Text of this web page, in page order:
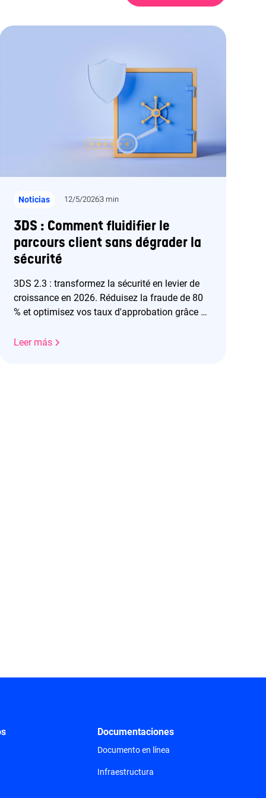
Noticias 12/5/20263 min
3DS : Comment fluidifier le
parcours client sans dégrader la
sécurité
3DS 2.3 : transformez la sécurité en levier de
croissance en 2026. Réduisez la fraude de 80
% et optimisez vos taux d'approbation grâce au
Leer más
Documentaciones
Documento en línea
Infraestructura